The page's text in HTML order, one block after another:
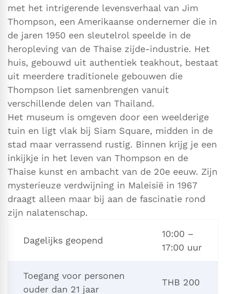
met het intrigerende levensverhaal van Jim
Thompson, een Amerikaanse ondernemer die in
de jaren 1950 een sleutelrol speelde in de
heropleving van de Thaise zijde-industrie. Het
huis, gebouwd uit authentiek teakhout, bestaat
uit meerdere traditionele gebouwen die
Thompson liet samenbrengen vanuit
verschillende delen van Thailand.
Het museum is omgeven door een weelderige
tuin en ligt vlak bij Siam Square, midden in de
stad maar verrassend rustig. Binnen krijg je een
inkijkje in het leven van Thompson en de
Thaise kunst en ambacht van de 20e eeuw. Zijn
mysterieuze verdwijning in Maleisië in 1967
draagt alleen maar bij aan de fascinatie rond
zijn nalatenschap.
Dagelijks geopend
10:00 –
17:00 uur
Toegang voor personen
ouder dan 21 jaar
THB 200